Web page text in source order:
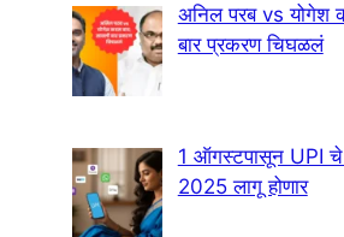
अनिल परब vs योगेश
बार प्रकरण चिघळलं
1 ऑगस्टपासून UPI चे
2025 लागू होणार